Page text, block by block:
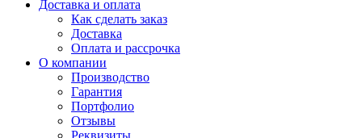
Доставка и оплата
Как сделать заказ
Доставка
Оплата и рассрочка
О компании
Производство
Гарантия
Портфолио
Отзывы
Реквизиты